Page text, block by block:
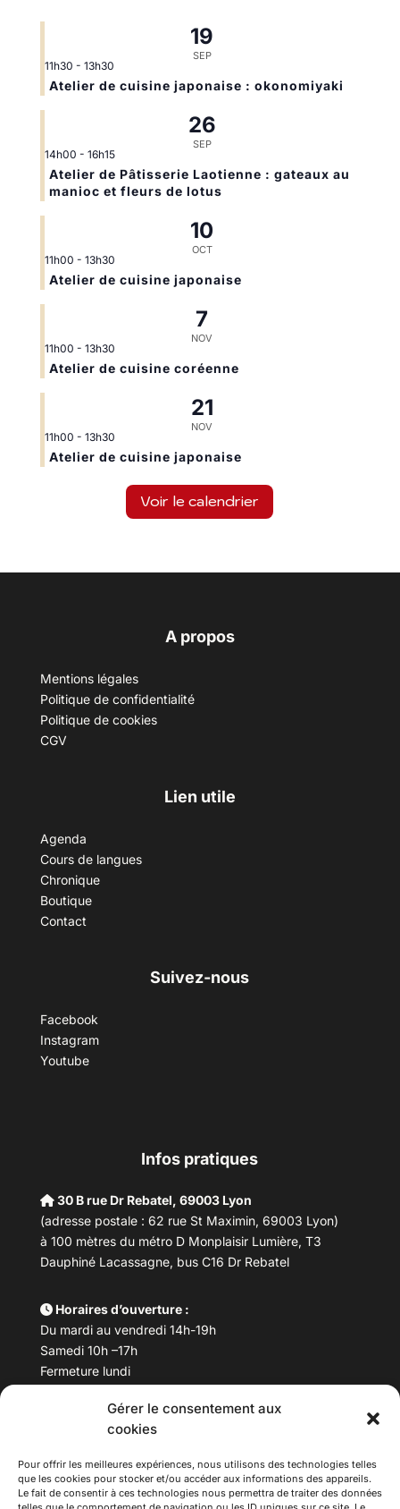
Gérer le consentement aux
cookies
Pour offrir les meilleures expériences, nous utilisons des technologies telles
que les cookies pour stocker et/ou accéder aux informations des appareils.
Le fait de consentir à ces technologies nous permettra de traiter des données
19
SEP
11h30 - 13h30
Atelier de cuisine japonaise : okonomiyaki
26
SEP
14h00 - 16h15
Atelier de Pâtisserie Laotienne : gateaux au
manioc et fleurs de lotus
10
OCT
11h00 - 13h30
Atelier de cuisine japonaise
7
NOV
11h00 - 13h30
Atelier de cuisine coréenne
21
NOV
11h00 - 13h30
Atelier de cuisine japonaise
Voir le calendrier
A propos
Mentions légales
Politique de confidentialité
Politique de cookies
CGV
Lien utile
Agenda
Cours de langues
Chronique
Boutique
Contact
Suivez-nous
Facebook
Instagram
Youtube
Infos pratiques
30 B rue Dr Rebatel, 69003 Lyon
(adresse postale : 62 rue St Maximin, 69003 Lyon)
à 100 mètres du métro D Monplaisir Lumière, T3
Dauphiné Lacassagne, bus C16 Dr Rebatel
Horaires d’ouverture :
Du mardi au vendredi 14h-19h
Samedi 10h –17h
Fermeture lundi
Téléphone : 04 78 53 06 40
maisondesculturesasiatiques@asiexpo.com